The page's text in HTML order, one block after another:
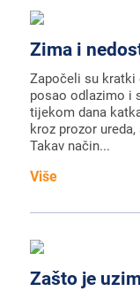
Zima i
Započeli su kratki
posao odlazimo i
tijekom dana
kroz prozor
Takav način...
Više
Zašto je